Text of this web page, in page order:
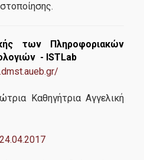
των Πληροφοριακών
- ISTLab
Καθηγήτρια Αγγελική